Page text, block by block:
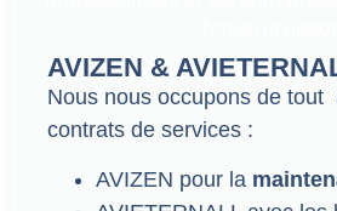
AVIZEN &
Nous nous occupons de tout
contrats de services :
AVIZEN pour la